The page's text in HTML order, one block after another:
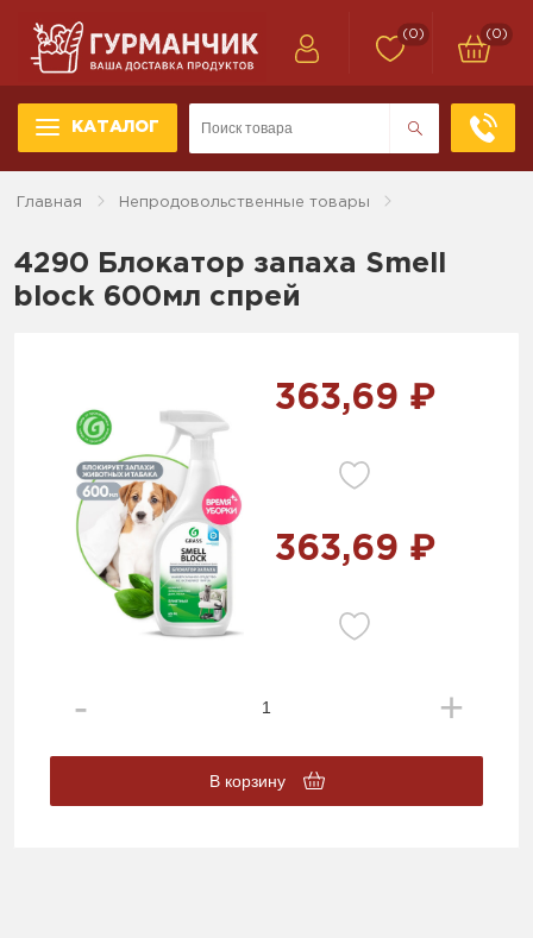
КАТАЛОГ
(0) (0)
Главная Непродовольственные товары
4290 Блокатор запаха Smell
block 600мл спрей
363,69 ₽
363,69 ₽
В корзину